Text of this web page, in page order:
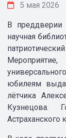
5 мая 2026
В преддверии
научная
юбилеям
лётчика
Кузнецова.
Астраханского